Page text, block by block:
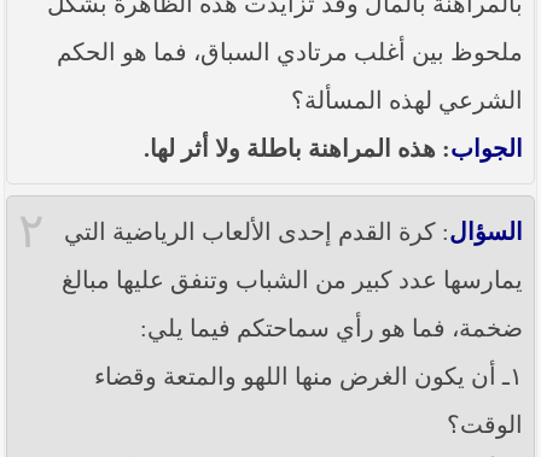
----- تصريح حول الأوضاع الراهنة في العراق
في كربلاء المقدسة فضيلة العلاّمة الشيخ عبد المهدي
) بعد سيطرة (داعش) على مناطق واسعة في محافظتي
نينوى وصلاح الدين وإعلانها أنها تستهدف بقية
بيان صادر من مكتب سماحة السيد السيستاني -دام ظلّه
محافظة نينوى
ملحوظ بين أغلب مرتادي السباق، فما هو الحكم
الشرعي لهذه المسألة؟
الجواب: هذه المراهنة باطلة ولا أثر لها.
٢ السؤال: كرة القدم إحدى الألعاب الرياضية التي
يمارسها عدد كبير من الشباب وتنفق عليها مبالغ
ضخمة، فما هو رأي سماحتكم فيما يلي:
١ـ أن يكون الغرض منها اللهو والمتعة وقضاء
الوقت؟